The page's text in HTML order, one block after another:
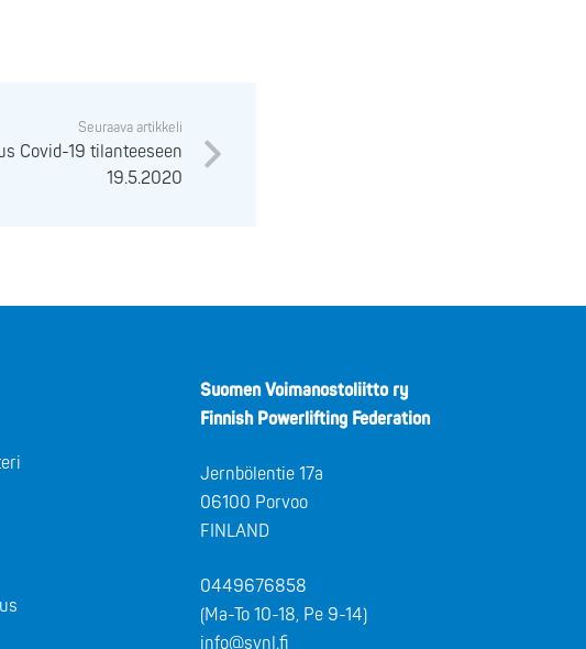
Seuraava artikkeli
Covid-19 tilanteeseen
19.5.2020
Suomen Voimanostoliitto ry
Finnish Powerlifting Federation
Jernbölentie 17a
06100 Porvoo
FINLAND
0449676858
(Ma-To 10-18, Pe 9-14)
info@svnl.fi